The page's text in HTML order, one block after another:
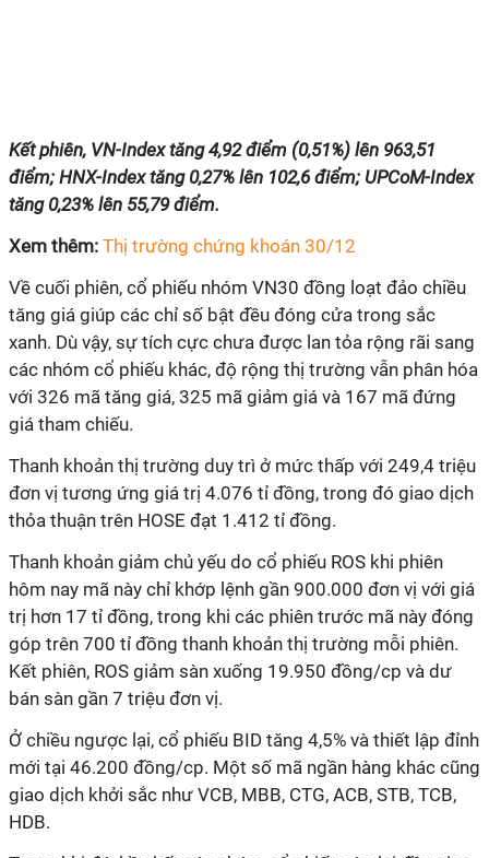
Kết phiên, VN-Index tăng 4,92 điểm (0,51%) lên 963,51
điểm; HNX-Index tăng 0,27% lên 102,6 điểm; UPCoM-Index
tăng 0,23% lên 55,79 điểm.
Xem thêm: Thị trường chứng khoán 30/12
Về cuối phiên, cổ phiếu nhóm VN30 đồng loạt đảo chiều
tăng giá giúp các chỉ số bật đều đóng cửa trong sắc
xanh. Dù vậy, sự tích cực chưa được lan tỏa rộng rãi sang
các nhóm cổ phiếu khác, độ rộng thị trường vẫn phân hóa
với 326 mã tăng giá, 325 mã giảm giá và 167 mã đứng
giá tham chiếu.
Thanh khoản thị trường duy trì ở mức thấp với 249,4 triệu
đơn vị tương ứng giá trị 4.076 tỉ đồng, trong đó giao dịch
thỏa thuận trên HOSE đạt 1.412 tỉ đồng.
Thanh khoản giảm chủ yếu do cổ phiếu ROS khi phiên
hôm nay mã này chỉ khớp lệnh gần 900.000 đơn vị với giá
trị hơn 17 tỉ đồng, trong khi các phiên trước mã này đóng
góp trên 700 tỉ đồng thanh khoản thị trường mỗi phiên.
Kết phiên, ROS giảm sàn xuống 19.950 đồng/cp và dư
bán sàn gần 7 triệu đơn vị.
Ở chiều ngược lại, cổ phiếu BID tăng 4,5% và thiết lập đỉnh
mới tại 46.200 đồng/cp. Một số mã ngần hàng khác cũng
giao dịch khởi sắc như VCB, MBB, CTG, ACB, STB, TCB,
HDB.